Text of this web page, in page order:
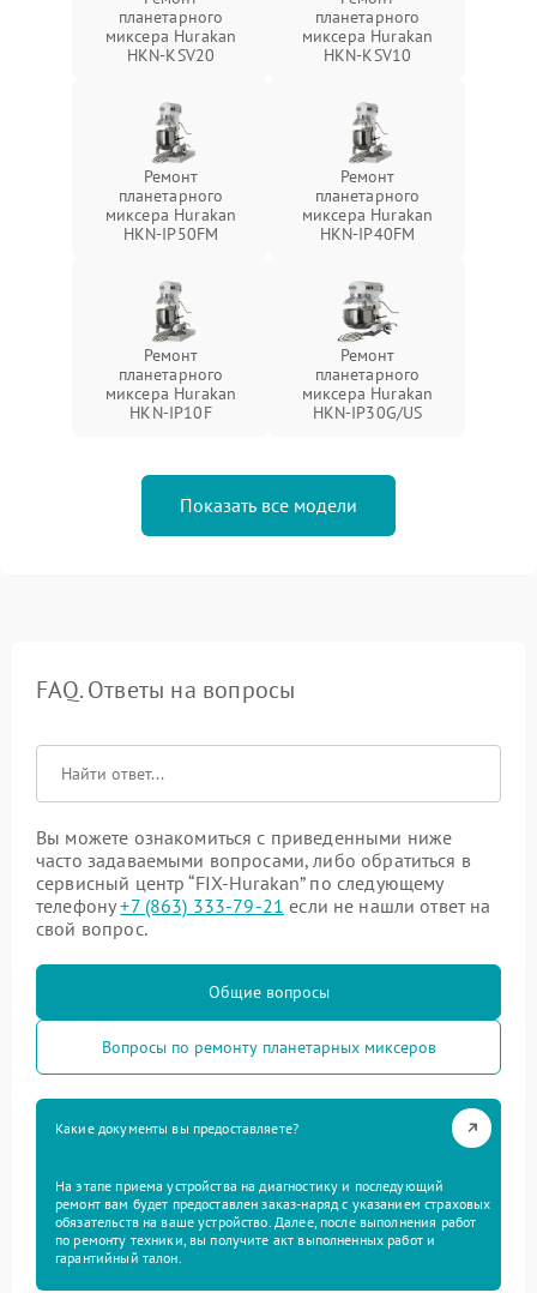
планетарного
миксера Hurakan
HKN-KSV20
планетарного
миксера Hurakan
HKN-KSV10
Ремонт
планетарного
миксера Hurakan
HKN-IP50FM
Ремонт
планетарного
миксера Hurakan
HKN-IP40FM
Ремонт
планетарного
миксера Hurakan
HKN-IP10F
Ремонт
планетарного
миксера Hurakan
HKN-IP30G/US
Показать все модели
FAQ. Ответы на вопросы
Вы можете ознакомиться с приведенными ниже
часто задаваемыми вопросами, либо обратиться в
сервисный центр “FIX-Hurakan” по следующему
телефону+7 (863) 333-79-21 если не нашли ответ на
свой вопрос.
Общие вопросы
Вопросы по ремонту планетарных миксеров
Какие документы вы предоставляете?
На этапе приема устройства на диагностику и последующий
ремонт вам будет предоставлен заказ-наряд с указанием страховых
обязательств на ваше устройство. Далее, после выполнения работ
по ремонту техники, вы получите акт выполненных работ и
гарантийный талон.